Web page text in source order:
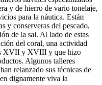
y de hierro de vario tonelaje,
para la náutica. Están
y conserveras del pescado,
de la sal. Al lado de estas
del coral, una actividad
XVII y XVIII y que hizo
Algunos talleres
relanzado sus técnicas de
dignamente viva la